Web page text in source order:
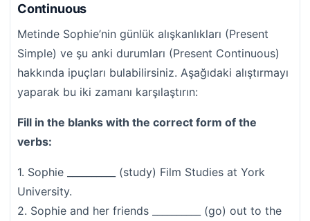
Continuous
Metinde Sophie’nin günlük alışkanlıkları (Present
Simple) ve şu anki durumları (Present Continuous)
hakkında ipuçları bulabilirsiniz. Aşağıdaki alıştırmayı
yaparak bu iki zamanı karşılaştırın:
Fill in the blanks with the correct form of the
verbs:
1. Sophie __________ (study) Film Studies at York
University.
2. Sophie and her friends __________ (go) out to the